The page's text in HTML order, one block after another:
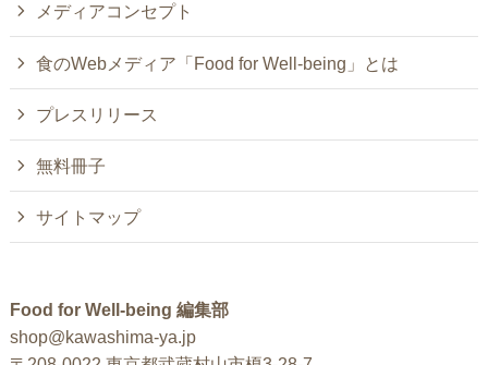
メディアコンセプト
食のWebメディア「Food for Well-being」とは
プレスリリース
無料冊子
サイトマップ
Food for Well-being 編集部
shop@kawashima-ya.jp